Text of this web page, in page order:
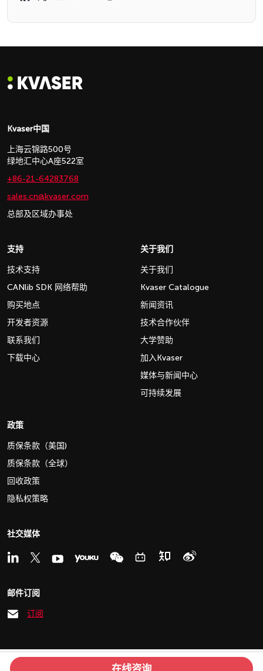
Kvaser中国
上海云锦路500号
绿地汇中心A座522室
+86-21-64283768
sales.cn@kvaser.com
总部及区域办事处
支持
技术支持
CANlib SDK 网络帮助
购买地点
开发者资源
联系我们
下载中心
关于我们
关于我们
Kvaser Catalogue
新闻资讯
技术合作伙伴
大学赞助
加入Kvaser
媒体与新闻中心
可持续发展
政策
质保条款（美国)
质保条款（全球）
回收政策
隐私权策略
社交媒体
邮件订阅
订阅
© 2026 Kvaser 沪ICP备15033759号
在线咨询